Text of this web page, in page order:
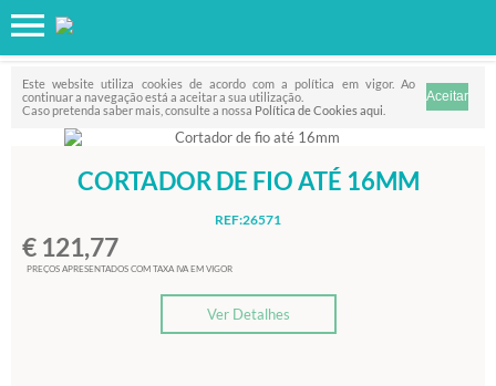
Este website utiliza cookies de acordo com a política em vigor. Ao
continuar a navegação está a aceitar a sua utilização.
Caso pretenda saber mais, consulte a nossa Política de Cookies aqui
CORTADOR DE FIO ATÉ 16MM
REF:26571
€ 121,77
PREÇOS APRESENTADOS COM TAXA IVA EM VIGOR
Ver Detalhes